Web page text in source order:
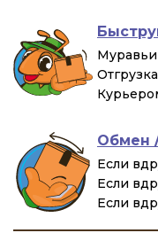
Обмен
Если
Если
Если